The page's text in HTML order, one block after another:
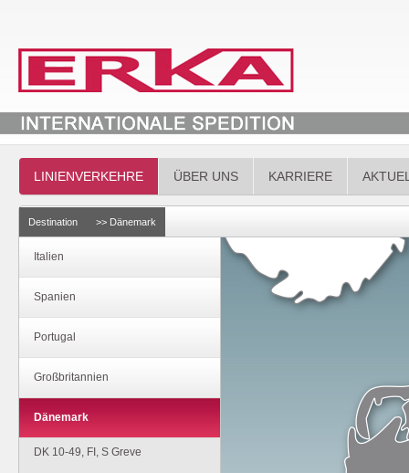
LINIENVERKEHRE ÜBER UNS KARRIERE
Destination >> Dänemark
Italien
Spanien
Portugal
Großbritannien
Dänemark
DK 10-49, FI, S Greve